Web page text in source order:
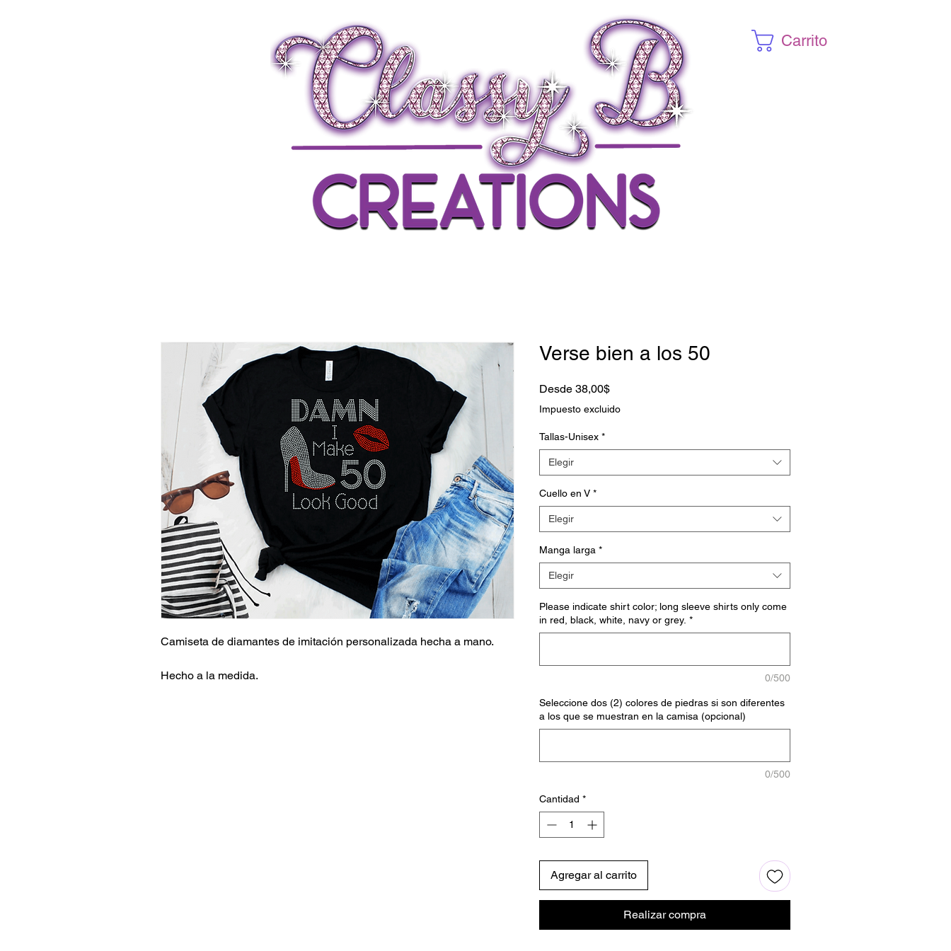
Carrito
Camiseta de diamantes de imitación personalizada hecha a mano.
Hecho a la medida.
Verse bien a los 50
Desde 38,00$Precio
de
Impuesto excluido
Tallas-Unisex *
Elegir
Cuello en V *
Elegir
Manga larga *
Elegir
Please indicate shirt color; long sleeve shirts only come
in red, black, white, navy or grey. *
0/500
Seleccione dos (2) colores de piedras si son diferentes
a los que se muestran en la camisa (opcional)
0/500
Cantidad *
Agregar al carrito
Realizar compra